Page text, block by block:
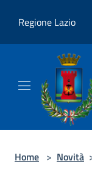
Regione Lazio
Home > Novità